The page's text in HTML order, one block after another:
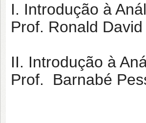
I. Introdução à
Prof. Ronald
II. Introdução à
Prof. Barnabé